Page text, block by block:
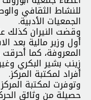
للنشاط الثقافي
الجمعيات الأدبية.
وقضت النيران كذلك
أول وزير مالية بعد
المعروفة، كما
زينب بشير البكري
أفراد لمكتبة المركز.
وتوفرت لمكتبة
حصيلة من وثائق